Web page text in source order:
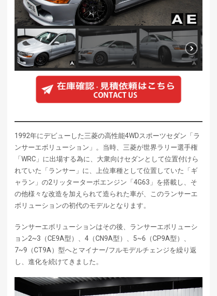
1992年にデビューした三菱の高性能4WDスポーツセダン「ラ
ンサーエボリューション」。当時、三菱が世界ラリー選手権
「WRC」に出場する為に、大衆向けセダンとして位置付けら
れていた「ランサー」に、上位車種として位置していた「ギ
ャラン」の2リッターターボエンジン「4G63」を搭載し、そ
の他様々な改造を加えられて造られた車が、このランサーエ
ボリューションの初代のモデルとなります。
ランサーエボリューションはその後、ランサーエボリューシ
ョン2~3（CE9A型）、4（CN9A型）、5~6（CP9A型）、
7~9（CT9A）型へとマイナー/フルモデルチェンジを繰り返
し、進化を続けてきました。